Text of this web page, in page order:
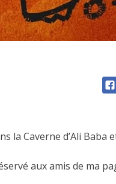
la Caverne d’Ali
aux amis de ma